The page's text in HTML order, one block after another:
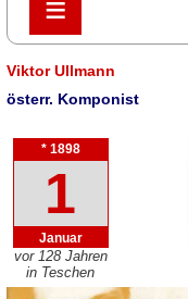
≡
≡
Viktor Ullmann
österr. Komponist
* 1898
1
Januar
vor 128 Jahren
in Teschen